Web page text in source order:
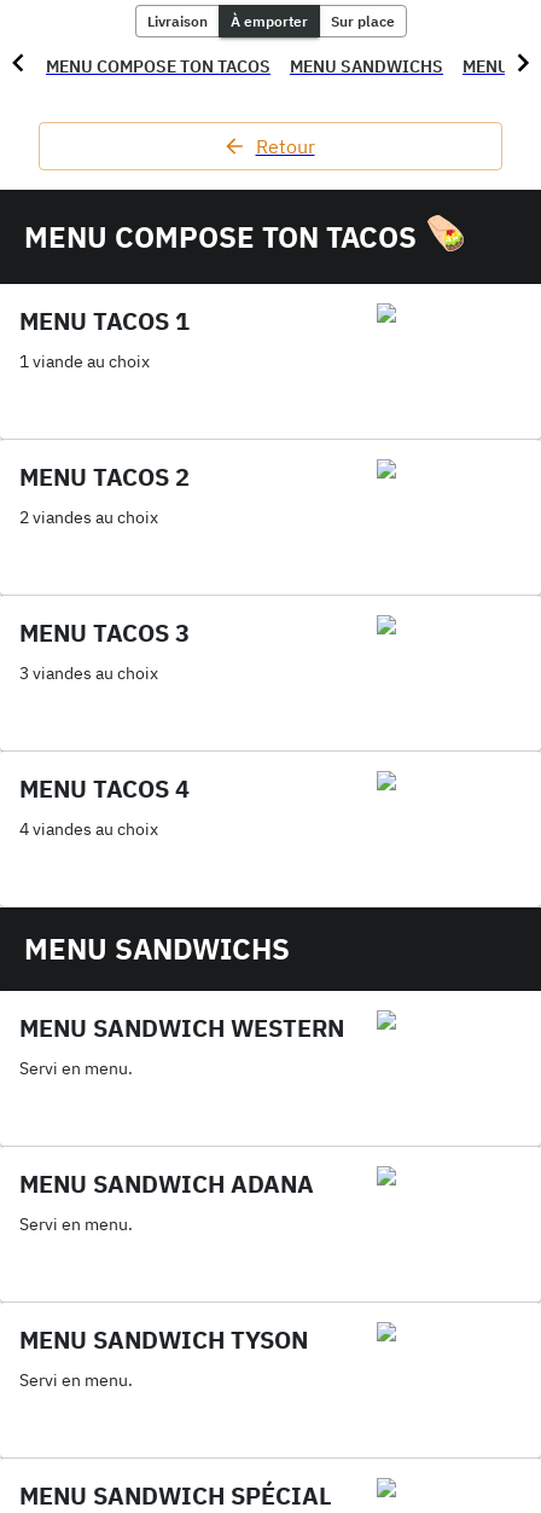
MENU COMPOSE TON TACOS MENU SANDWICHS MENU
Livraison À emporter Sur place
Retour
MENU COMPOSE TON TACOS
MENU TACOS 1
1 viande au choix
MENU TACOS 2
2 viandes au choix
MENU TACOS 3
3 viandes au choix
MENU TACOS 4
4 viandes au choix
MENU SANDWICHS
MENU SANDWICH WESTERN
Servi en menu.
MENU SANDWICH ADANA
Servi en menu.
MENU SANDWICH TYSON
Servi en menu.
MENU SANDWICH SPÉCIAL